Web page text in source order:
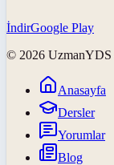
İndirGoogle Play
© 2026 UzmanYDS
Anasayfa
Dersler
Yorumlar
Blog